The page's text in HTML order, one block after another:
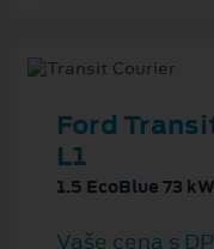
Ford
L1
1.5 EcoBlue 73
Vaše cena s